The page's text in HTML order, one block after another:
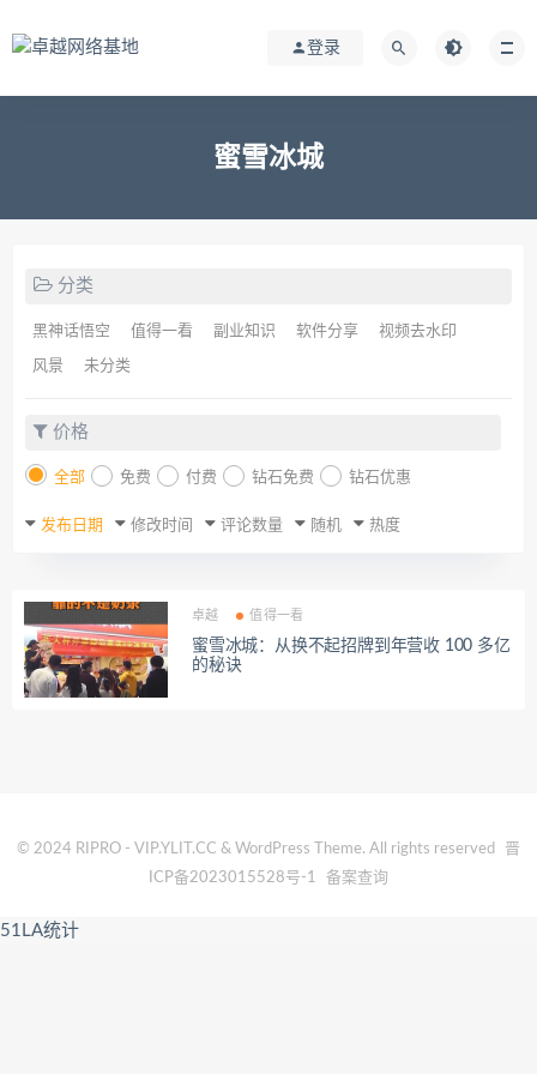
登录
蜜雪冰城
分类
黑神话悟空 值得一看 副业知识 软件分享 视频去水印
风景 未分类
价格
全部 免费 付费 钻石免费 钻石优惠
发布日期 修改时间 评论数量 随机 热度
卓越 值得一看
蜜雪冰城：从换不起招牌到年营收 100 多亿
的秘诀
© 2024 RIPRO - VIP.YLIT.CC & WordPress Theme. All rights reserved
晋
ICP备2023015528号-1
备案查询
51LA统计